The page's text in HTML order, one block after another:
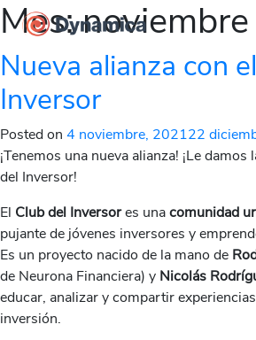
Mes:
Nueva alianza con
Inversor
Posted on 4 noviembre, 202122
¡Tenemos una nueva alianza! ¡Le
del Inversor!
El Club del Inversores unacomunidad
pujante de jóvenes inversores y
Es un proyecto nacido de la mano de
de Neurona Financiera) y Nicolás
educar, analizar y compartir
inversión.